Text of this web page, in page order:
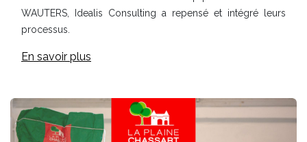
WAUTERS, Idealis Consulting a repensé et intégré leurs
processus.
En savoir plus